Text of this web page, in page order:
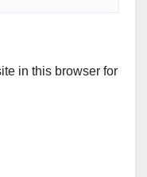
in this browser for